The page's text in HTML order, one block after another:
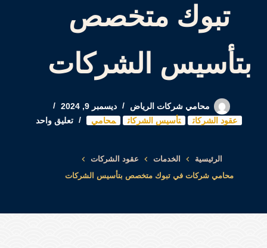
تبوك متخصص
بتأسيس الشركات
محامي شركات الرياض
ديسمبر 9, 2024
عقود الشركات
تأسيس الشركات محامي تعليق واحد
الرئيسية الخدمات
عقود الشركات
محامي شركات في تبوك متخصص بتأسيس الشركات